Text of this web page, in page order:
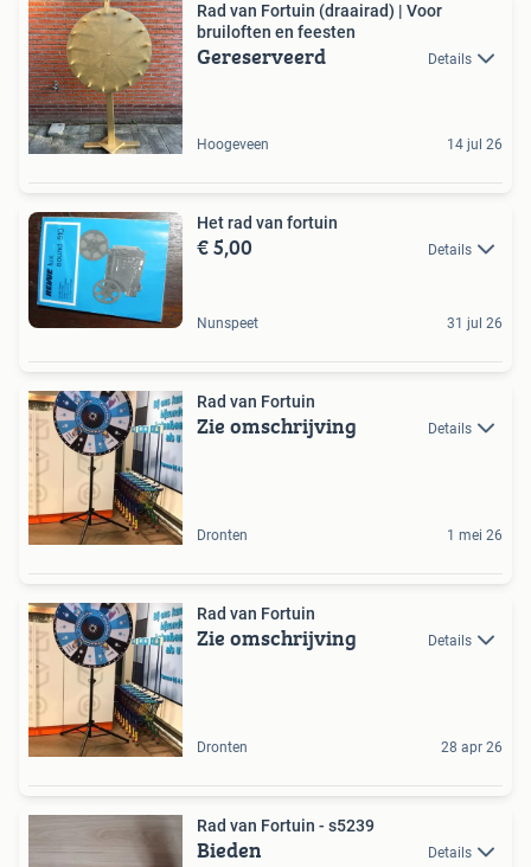
Rad van Fortuin (draairad) | Voor
bruiloften en feesten
Gereserveerd Details
Hoogeveen 14 jul 26
Het rad van fortuin
€ 5,00 Details
Nunspeet 31 jul 26
Rad van Fortuin
Zie omschrijving Details
Dronten 1 mei 26
Rad van Fortuin
Zie omschrijving Details
Dronten 28 apr 26
Rad van Fortuin - s5239
Bieden Details